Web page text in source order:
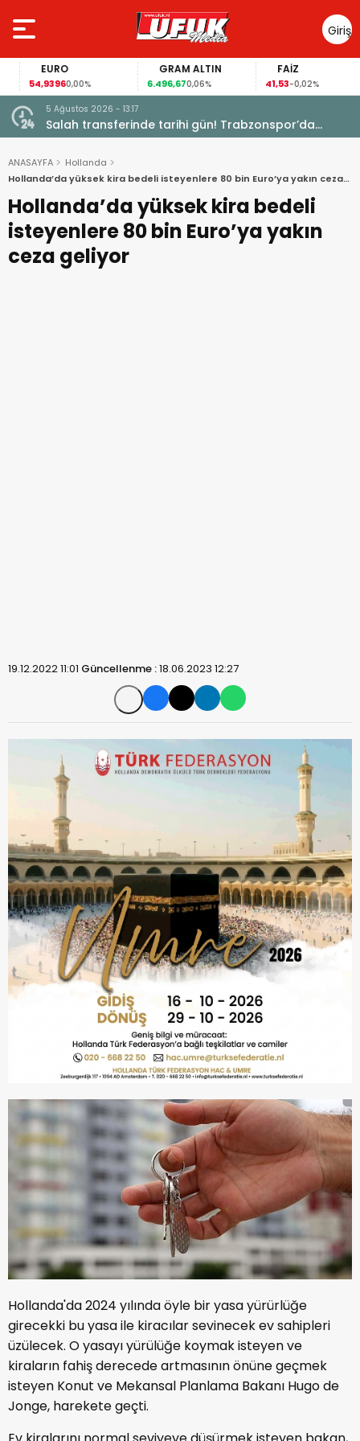
Giriş
Yap
EURO
54,93960,00%
GRAM ALTIN
6.496,670,06%
FAİZ
41,53-0,02%
5 Ağustos 2026 - 13:17
Salah transferinde tarihi gün! Trabzonspor’da
büyük heyecan
ANASAYFA
Hollanda
Hollanda’da yüksek kira bedeli isteyenlere 80 bin Euro’ya yakın ceza
geliyor
Hollanda’da yüksek kira bedeli
isteyenlere 80 bin Euro’ya yakın
ceza geliyor
19.12.2022 11:01 Güncellenme :18.06.2023 12:27
Hollanda'da 2024 yılında öyle bir yasa yürürlüğe
girecekki bu yasa ile kiracılar sevinecek ev sahipleri
üzülecek. O yasayı yürülüğe koymak isteyen ve
kiraların fahiş derecede artmasının önüne geçmek
isteyen Konut ve Mekansal Planlama Bakanı Hugo de
Jonge, harekete geçti.